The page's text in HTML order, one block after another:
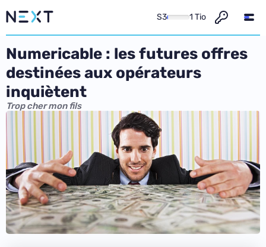
S3 1 Tio
Numericable : les futures offres
destinées aux opérateurs
inquiètent
Trop cher mon fils